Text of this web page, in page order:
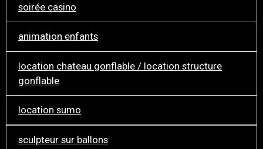
soirée casino
animation enfants
location chateau gonflable / location structure
gonflable
location sumo
sculpteur sur ballons